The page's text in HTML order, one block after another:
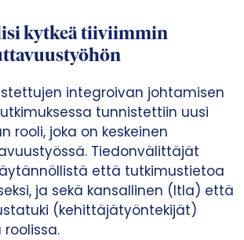
kytkeä tiiviimmin
integroivan johtamisen
tunnistettiin uusi
rooli, joka on keskeinen
Tiedonvälittäjät
että tutkimustietoa
ja sekä kansallinen (Itla) että
(kehittäjätyöntekijät)